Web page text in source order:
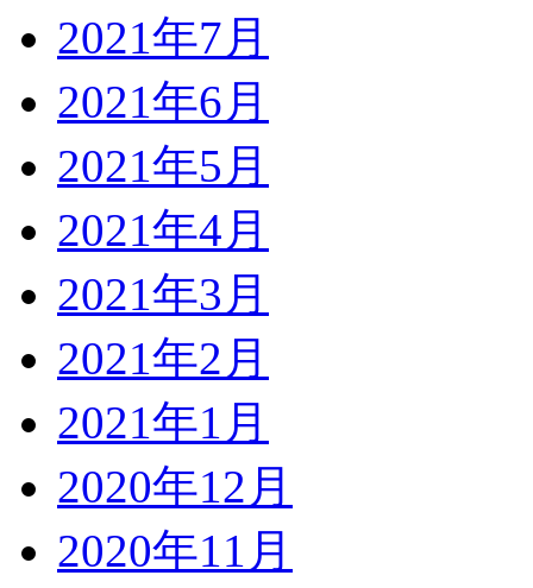
2021年7月
2021年6月
2021年5月
2021年4月
2021年3月
2021年2月
2021年1月
2020年12月
2020年11月